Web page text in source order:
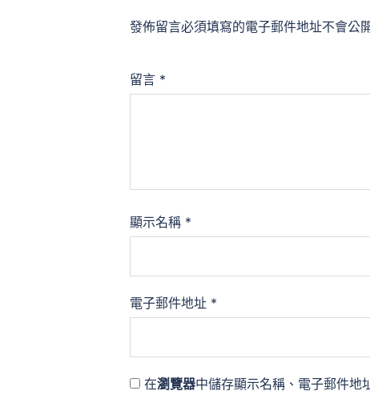
發佈留言必須填寫的電子郵件地址不會公
留言 *
顯示名稱 *
電子郵件地址 *
在瀏覽器中儲存顯示名稱、電子郵件地